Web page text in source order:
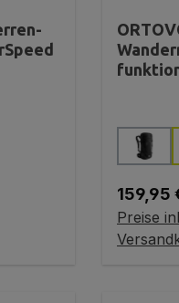
Farbe
159,95
Preise
In